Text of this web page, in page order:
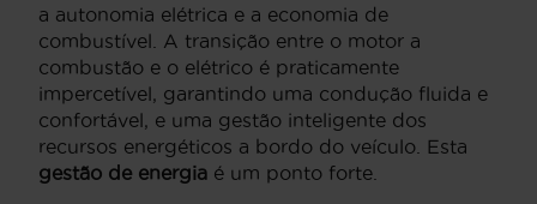
a autonomia elétrica e a economia de
combustível. A transição entre o motor a
combustão e o elétrico é praticamente
impercetível, garantindo uma condução fluida e
confortável, e uma gestão inteligente dos
recursos energéticos a bordo do veículo. Esta
gestão de energia é um ponto forte.